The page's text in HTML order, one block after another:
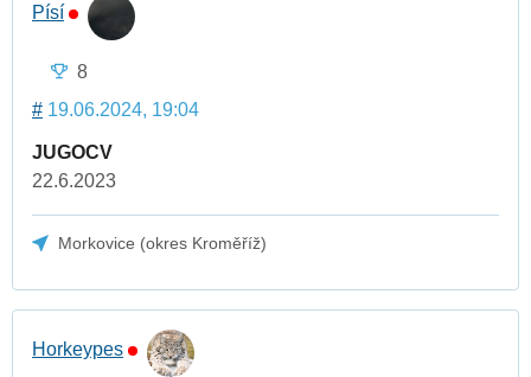
Písí
8
# 19.06.2024, 19:04
JUGOCV
22.6.2023
Morkovice (okres Kroměříž)
Horkeypes